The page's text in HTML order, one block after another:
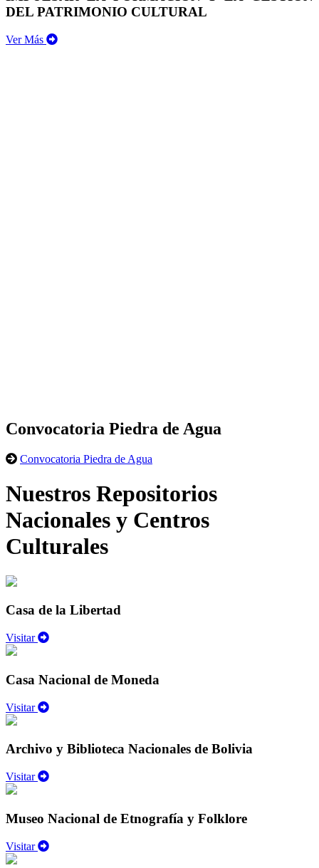
DEL PATRIMONIO CULTURAL
Ver Más
Convocatoria Piedra de Agua
Convocatoria Piedra de Agua
Nuestros Repositorios
Nacionales y Centros
Culturales
Casa de la Libertad
Visitar
Casa Nacional de Moneda
Visitar
Archivo y Biblioteca Nacionales de Bolivia
Visitar
Museo Nacional de Etnografía y Folklore
Visitar